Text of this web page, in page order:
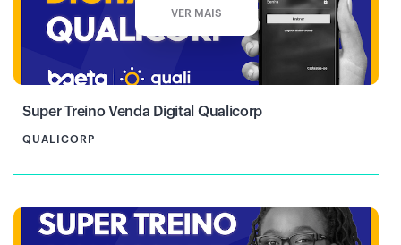
VER MAIS
Super Treino Venda Digital Qualicorp
QUALICORP